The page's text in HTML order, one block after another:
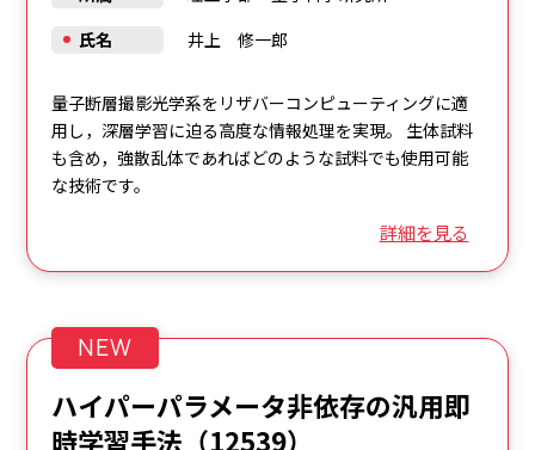
氏名
井上 修一郎
量子断層撮影光学系をリザバーコンピューティングに適
用し，深層学習に迫る高度な情報処理を実現。 生体試料
も含め，強散乱体であればどのような試料でも使用可能
な技術です。
詳細を見る
NEW
ハイパーパラメータ非依存の汎用即
時学習手法（12539）